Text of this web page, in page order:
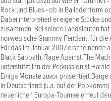
Rock und Blues - ob in Balladenform
Dabei interpretiert er eigene Stücke
zusammen. Bei seinen Landsleuten
norwegische Grammy-Pendant, für
Für das im Januar 2007 erscheinende
Black Sabbath, Rage Against The
unterstützt ihn der Perkussionist
Einige Monate zuvor präsentiert
in Deutschland (u.a. auf der
neuerlichen Europa-Tournee erneut